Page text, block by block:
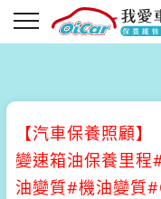
【汽車保養照顧】
變速箱油保養里
油變質#機油變質